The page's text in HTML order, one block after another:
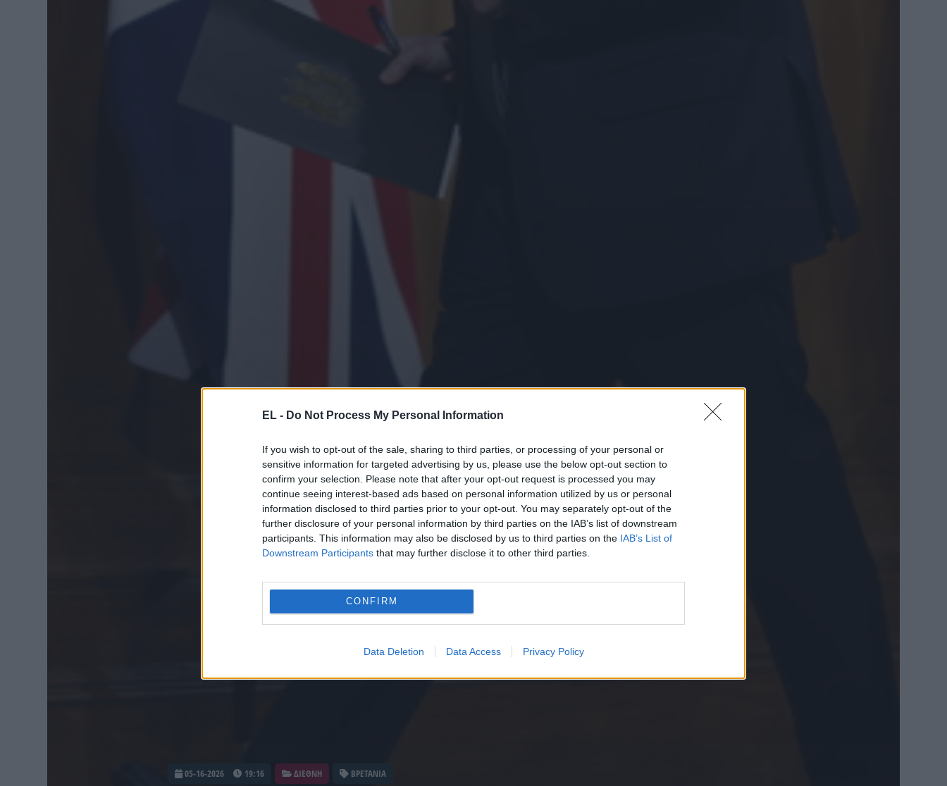
EL - Do Not Process My Personal Information
If you wish to opt-out of the sale, sharing to third parties, or processing of your personal or
sensitive information for targeted advertising by us, please use the below opt-out section to
confirm your selection. Please note that after your opt-out request is processed you may
continue seeing interest-based ads based on personal information utilized by us or personal
information disclosed to third parties prior to your opt-out. You may separately opt-out of the
further disclosure of your personal information by third parties on the IAB’s list of downstream
participants. This information may also be disclosed by us to third parties on the IAB’s List of
Downstream Participants that may further disclose it to other third parties.
CONFIRM
Data Deletion Data Access Privacy Policy
05-16-2026 19:16 ΔΙΕΘΝΗ ΒΡΕΤΑΝΙΑ